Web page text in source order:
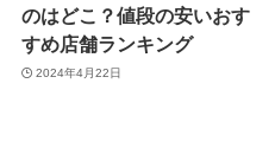
のはどこ？値段の安いおす
すめ店舗ランキング
2024年4月22日